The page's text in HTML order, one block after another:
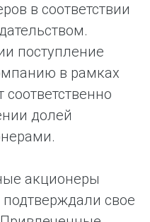
в соответствии
поступление
в рамках
долей
акционеры
свое